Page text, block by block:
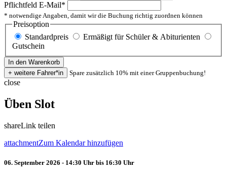
Pflichtfeld E-Mail*
* notwendige Angaben, damit wir die Buchung richtig zuordnen können
Preisoption
Standardpreis
Ermäßigt für Schüler & Abiturienten
Gutschein
Spare zusätzlich 10% mit einer Gruppenbuchung!
close
Üben Slot
shareLink teilen
attachmentZum Kalendar hinzufügen
06. September 2026 - 14:30 Uhr bis 16:30 Uhr